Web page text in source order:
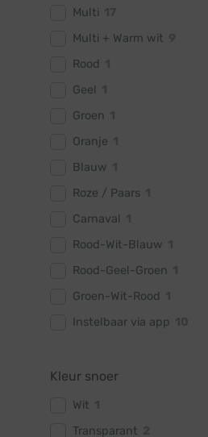
Multi
Multi + Warm wit
Rood
Geel
Groen
Oranje
Blauw
Roze / Paars
Carnaval
Rood-Wit-Blauw
Rood-Geel-Groen
Groen-Wit-Rood
Instelbaar via app
Kleur snoer
Wit
Transparant